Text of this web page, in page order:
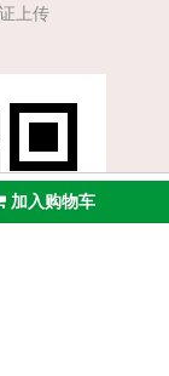
加入购物车
上传